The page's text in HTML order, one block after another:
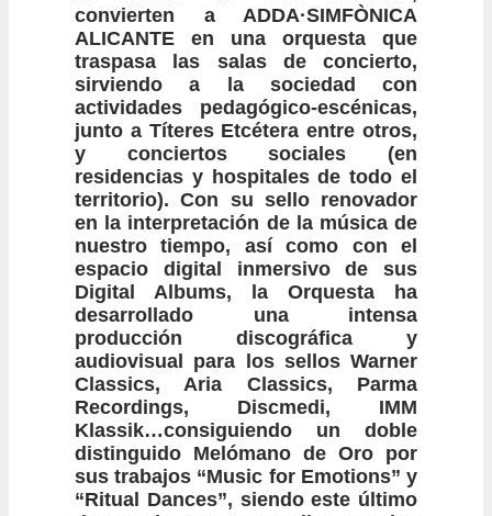
convierten a ADDA·SIMFÒNICA
ALICANTE en una orquesta que
traspasa las salas de concierto,
sirviendo a la sociedad con
actividades pedagógico-escénicas,
junto a Títeres Etcétera entre otros,
y conciertos sociales (en
residencias y hospitales de todo el
territorio). Con su sello renovador
en la interpretación de la música de
nuestro tiempo, así como con el
espacio digital inmersivo de sus
Digital Albums, la Orquesta ha
desarrollado una intensa
producción discográfica y
audiovisual para los sellos Warner
Classics, Aria Classics, Parma
Recordings, Discmedi, IMM
Klassik…consiguiendo un doble
distinguido Melómano de Oro por
sus trabajos “Music for Emotions” y
“Ritual Dances”, siendo este último